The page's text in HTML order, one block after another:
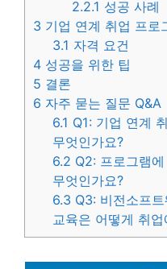
2.2.1 성공 사례
3 기업 연계 취업 프로
3.1 자격 요건
4 성공을 위한 팁
5 결론
6 자주 묻는 질문 Q&A
6.1 Q1: 기업 연계
무엇인가요?
6.2 Q2: 프로그램
무엇인가요?
6.3 Q3: 비전소프
교육은 어떻게 취